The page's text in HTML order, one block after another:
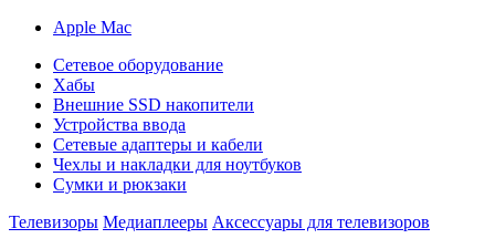
Apple Mac
Сетевое оборудование
Хабы
Внешние SSD накопители
Устройства ввода
Сетевые адаптеры и кабели
Чехлы и накладки для ноутбуков
Сумки и рюкзаки
Телевизоры Медиаплееры Аксессуары для телевизоров